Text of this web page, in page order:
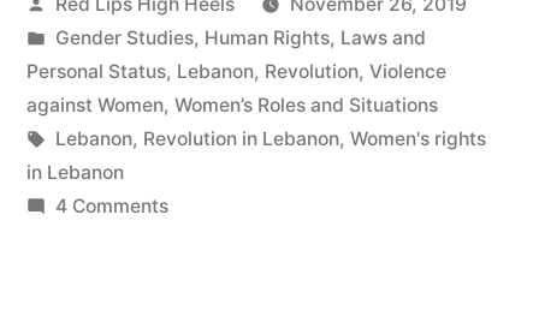
by
Posted
in
Gender Studies, Human Rights, Laws and
Personal Status, Lebanon, Revolution, Violence
against Women, Women’s Roles and Situations
Tags:
Lebanon, Revolution in Lebanon, Women's rights
in Lebanon
4 Commentson